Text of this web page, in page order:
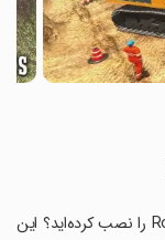
آیا تا کنون بازی Road Builder Construction 2018 را نصب کرده‌اید؟ این